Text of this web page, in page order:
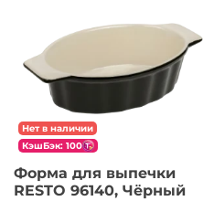
Нет в наличии
КэшБэк: 100
Форма для выпечки
RESTO 96140, Чёрный